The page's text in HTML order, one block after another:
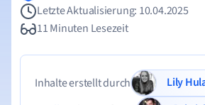
Letzte Aktualisierung: 10.04.2025
11 Minuten Lesezeit
Inhalte erstellt durch
Lily